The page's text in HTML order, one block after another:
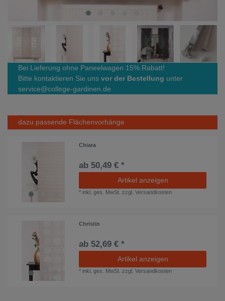
Bei Lieferung ohne Paneelwagen 15% Rabatt!
Bitte kontaktieren Sie uns vor der Bestellung unter
service@college-gardinen.de
dazu passende Flächenvorhänge
Chiara
ab 50,49 € *
Artikel anzeigen
* inkl. ges. MwSt. zzgl.Versandkosten
Christin
ab 52,69 € *
Artikel anzeigen
* inkl. ges. MwSt. zzgl.Versandkosten